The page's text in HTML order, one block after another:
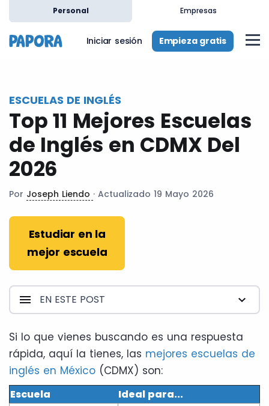
Personal Empresas
Iniciar sesión Empieza gratis
ESCUELAS DE INGLÉS
Top 11 Mejores Escuelas
de Inglés en CDMX Del
2026
Por Joseph Liendo · Actualizado 19 Mayo 2026
Estudiar en la
mejor escuela
EN ESTE POST
Si lo que vienes buscando es una respuesta
rápida, aquí la tienes, las mejores escuelas de
inglés en México (CDMX) son:
Escuela Ideal para...